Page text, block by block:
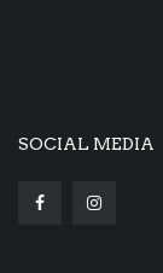
SOCIAL MEDIA